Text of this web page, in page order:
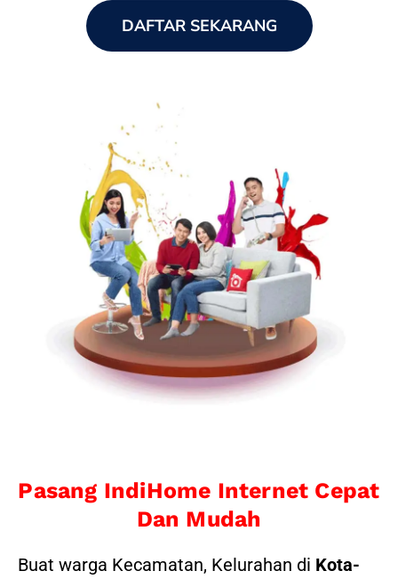
DAFTAR SEKARANG
Pasang IndiHome Internet Cepat
Dan Mudah
Buat warga Kecamatan, Kelurahan di Kota-